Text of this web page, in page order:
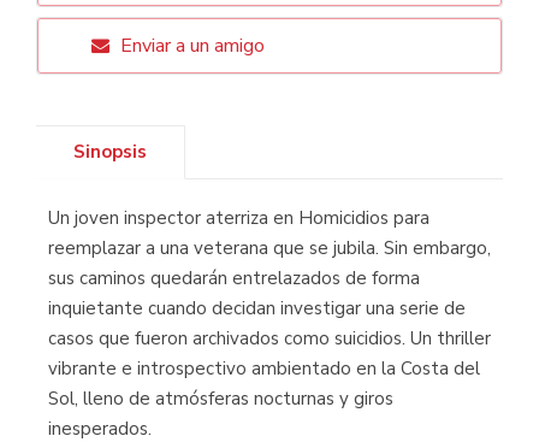
Enviar a un amigo
Sinopsis
Un joven inspector aterriza en Homicidios para
reemplazar a una veterana que se jubila. Sin embargo,
sus caminos quedarán entrelazados de forma
inquietante cuando decidan investigar una serie de
casos que fueron archivados como suicidios. Un thriller
vibrante e introspectivo ambientado en la Costa del
Sol, lleno de atmósferas nocturnas y giros
inesperados.